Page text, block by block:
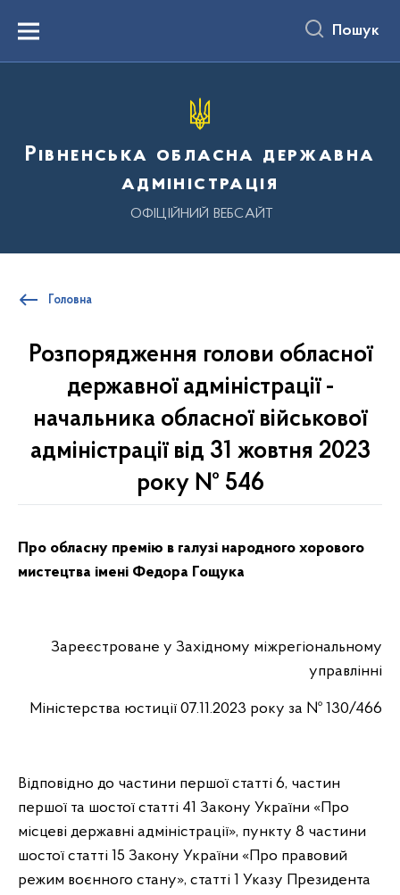
вмістуMenu Пошук
Рівненська обласна державна
адміністрація
ОФІЦІЙНИЙ ВЕБСАЙТ
Головна
Розпорядження голови обласної
державної адміністрації -
начальника обласної військової
адміністрації від 31 жовтня 2023
року № 546
Про обласну премію в галузі народного хорового
мистецтва імені Федора Гощука
Зареєстроване у Західному міжрегіональному
управлінні
Міністерства юстиції 07.11.2023 року за № 130/466
Відповідно до частини першої статті 6, частин
першої та шостої статті 41 Закону України «Про
місцеві державні адміністрації», пункту 8 частини
шостої статті 15 Закону України «Про правовий
режим воєнного стану», статті 1 Указу Президента